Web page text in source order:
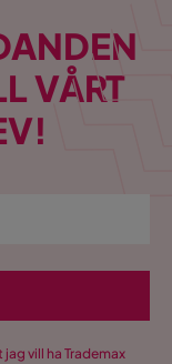
VÅRT
vill ha Trademax